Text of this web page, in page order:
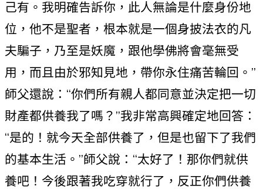
己有。我明確告訴你，此人無論是什麼身份地
位，他不是聖者，根本就是一個身披法衣的凡
夫騙子，乃至是妖魔，跟他學佛將會毫無受
用，而且由於邪知見地，帶你永住痛苦輪回。”
師父還說：“你們所有親人都同意並決定把一切
財產都供養我了嗎？”我非常高興確定地回答：
“是的！就今天全部供養了，但是也留下了我們
的基本生活。”師父說：“太好了！那你們就供
養吧！今後跟著我吃穿就行了，反正你們供養